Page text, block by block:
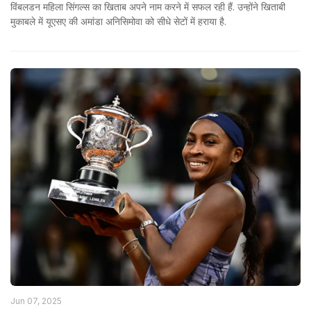
विंबलडन महिला सिंगल्स का खिताब अपने नाम करने में सफल रही हैं. उन्होंने खिताबी
मुकाबले में यूएसए की अमांडा अनिसिमोवा को सीधे सेटों में हराया है.
Jun 07, 2025